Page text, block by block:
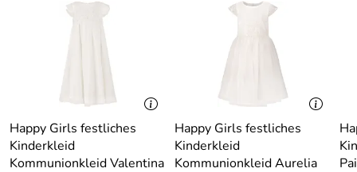
Happy Girls festliches
Kinderkleid
Kommunionkleid Valentina
Happy Girls festliches
Kinderkleid
Kommunionkleid Aurelia